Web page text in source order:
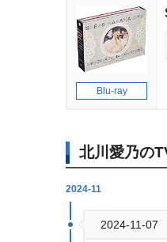
Blu-ray
北川愛乃の
2024-11
2024-11-07